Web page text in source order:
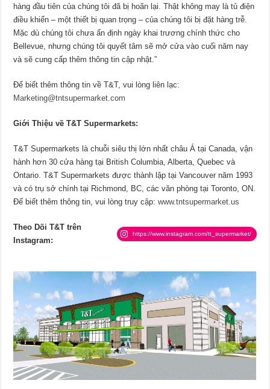
hàng đầu tiên của chúng tôi đã bị hoãn lại. Thật không may là tủ điện
điều khiển – một thiết bị quan trọng – của chúng tôi bị đặt hàng trễ.
Mặc dù chúng tôi chưa ấn định ngày khai trương chính thức cho
Bellevue, nhưng chúng tôi quyết tâm sẽ mở cửa vào cuối năm nay
và sẽ cung cấp thêm thông tin cập nhật.”
Để biết thêm thông tin về T&T, vui lòng liên lạc:
Marketing@tntsupermarket.com
Giới Thiệu về T&T Supermarkets:
T&T Supermarkets là chuỗi siêu thị lớn nhất châu Á tại Canada, vận
hành hơn 30 cửa hàng tại British Columbia, Alberta, Quebec và
Ontario. T&T Supermarkets được thành lập tại Vancouver năm 1993
và có trụ sở chính tại Richmond, BC, các văn phòng tại Toronto, ON.
Để biết thêm thông tin, vui lòng truy cập:www.tntsupermarket.us
Theo Dõi T&T trên
Instagram:
https://www.instagram.com/tt_supermarket/